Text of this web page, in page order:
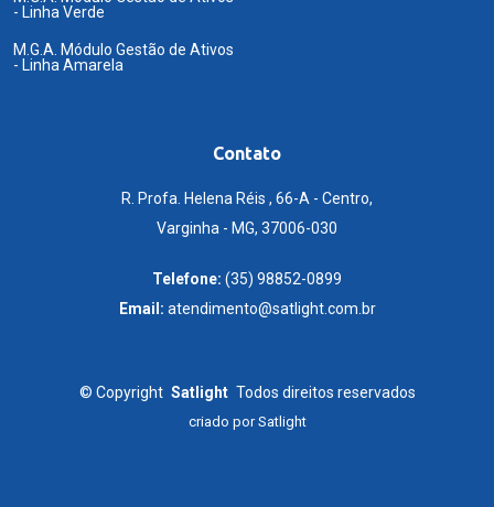
- Linha Verde
M.G.A. Módulo Gestão de Ativos
- Linha Amarela
Contato
R. Profa. Helena Réis , 66-A - Centro,
Varginha - MG, 37006-030
Telefone: (35) 98852-0899
Email: atendimento@satlight.com.br
© Copyright Satlight Todos direitos reservados
criado porSatlight